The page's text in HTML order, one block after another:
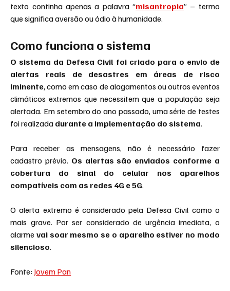
texto continha apenas a palavra “misantropia” – termo
que significa aversão ou ódio à humanidade.
Como funciona o sistema
O sistema da Defesa Civil foi criado para o envio de
alertas reais de desastres em áreas de risco
iminente, como em caso de alagamentos ou outros eventos
climáticos extremos que necessitem que a população seja
alertada. Em setembro do ano passado, uma série de testes
foi realizada durante a implementação do sistema.
Para receber as mensagens, não é necessário fazer
cadastro prévio. Os alertas são enviados conforme a
cobertura do sinal do celular nos aparelhos
compatíveis com as redes 4G e 5G.
O alerta extremo é considerado pela Defesa Civil como o
mais grave. Por ser considerado de urgência imediata, o
alarme vai soar mesmo se o aparelho estiver no modo
silencioso.
Fonte: Jovem Pan